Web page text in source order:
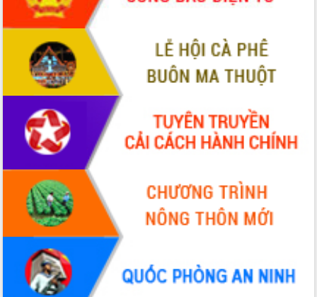
món ăn từ sầu riêng
Đắk Lắk công bố Quy hoạch và xúc
Ngành cá ngừ Đắk Lắk chủ động thích
ứng để giữ vững thị trường xuất khẩu
Diễn đàn Kinh tế tư nhân Việt Nam đột
phá cơ chế - Hợp tác công tư
Đề án 06 tạo bước ngoặt đột phá trong
cải cách hành chính tỉnh Đắk Lắk
Kết nối tour, đẩy mạnh chuyển đổi số
để phát triển du lịch Đắk Lắk
Khởi động Dự án Đầu tư xây dựng hạ
tầng kỹ thuật Cụm công nghiệp Tân
Tiến
Gặp mặt các cơ quan báo chí nhân Kỷ
niệm 101 năm Ngày Báo chí Cách
mạng Việt Nam
Đắk Lắk sơ kết 4 năm triển khai thực
hiện Đề án 06 của Chính phủ